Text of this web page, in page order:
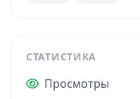
СТАТИСТИКА
Просмотры